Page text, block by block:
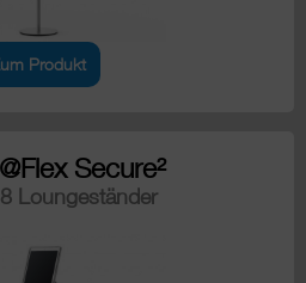
Produkt
Secure²
Loungeständer